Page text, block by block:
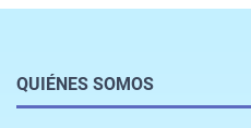
QUIÉNES SOMOS